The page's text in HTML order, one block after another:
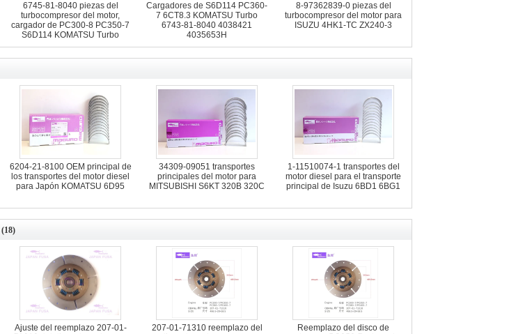
6745-81-8040 piezas del
turbocompresor del motor,
cargador de PC300-8 PC350-7
S6D114 KOMATSU Turbo
Cargadores de S6D114 PC360-
7 6CT8.3 KOMATSU Turbo
6743-81-8040 4038421
4035653H
8-97362839-0 piezas del
turbocompresor del motor para
ISUZU 4HK1-TC ZX240-3
6204-21-8100 OEM principal de
los transportes del motor diesel
para Japón KOMATSU 6D95
34309-09051 transportes
principales del motor para
MITSUBISHI S6KT 320B 320C
1-11510074-1 transportes del
motor diesel para el transporte
principal de Isuzu 6BD1 6BG1
(18)
Ajuste del reemplazo 207-01-
207-01-71310 reemplazo del
Reemplazo del disco de